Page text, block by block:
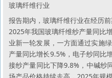
玻璃纤维行业
报告期内，玻璃纤维行业在经历
2025年我国玻璃纤维纱产量同比
业新一轮发展，一方面通过实施
产量同比增长9.5%，电子纱同比
接纱产量同比下降9.8%，中碱纱